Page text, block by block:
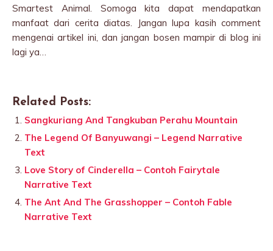
Smartest Animal. Somoga kita dapat mendapatkan
manfaat dari cerita diatas. Jangan lupa kasih comment
mengenai artikel ini, dan jangan bosen mampir di blog ini
lagi ya…
Related Posts:
Sangkuriang And Tangkuban Perahu Mountain
The Legend Of Banyuwangi – Legend Narrative
Text
Love Story of Cinderella – Contoh Fairytale
Narrative Text
The Ant And The Grasshopper – Contoh Fable
Narrative Text